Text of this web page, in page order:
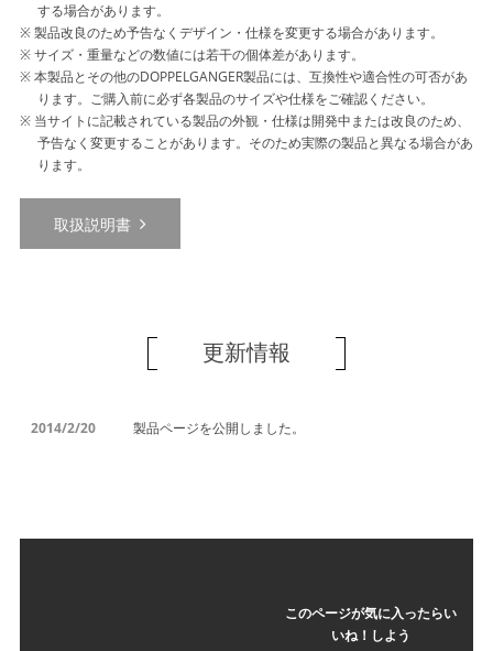
する場合があります。
製品改良のため予告なくデザイン・仕様を変更する場合があります。
サイズ・重量などの数値には若干の個体差があります。
本製品とその他のDOPPELGANGER製品には、互換性や適合性の可否があ
ります。ご購入前に必ず各製品のサイズや仕様をご確認ください。
当サイトに記載されている製品の外観・仕様は開発中または改良のため、
予告なく変更することがあります。そのため実際の製品と異なる場合があ
ります。
取扱説明書
更新情報
2014/2/20 製品ページを公開しました。
このページが気に入ったらい
いね！しよう